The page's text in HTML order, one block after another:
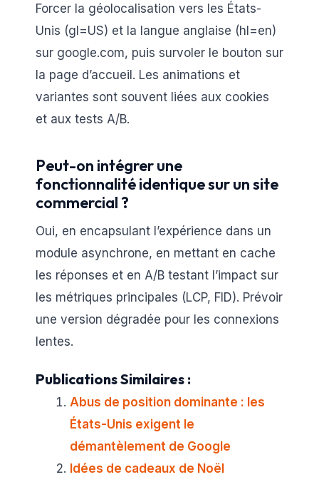
Forcer la géolocalisation vers les États-
Unis (gl=US) et la langue anglaise (hl=en)
sur google.com, puis survoler le bouton sur
la page d’accueil. Les animations et
variantes sont souvent liées aux cookies
et aux tests A/B.
Peut-on intégrer une
fonctionnalité identique sur un site
commercial ?
Oui, en encapsulant l’expérience dans un
module asynchrone, en mettant en cache
les réponses et en A/B testant l’impact sur
les métriques principales (LCP, FID). Prévoir
une version dégradée pour les connexions
lentes.
Publications Similaires :
Abus de position dominante : les
États-Unis exigent le
démantèlement de Google
Idées de cadeaux de Noël